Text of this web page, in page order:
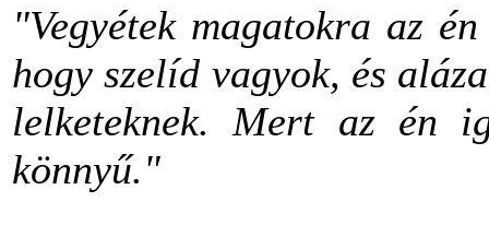
"Vegyétek magatokra az
hogy szelíd vagyok, és
lelketeknek. Mert az én
könnyű."